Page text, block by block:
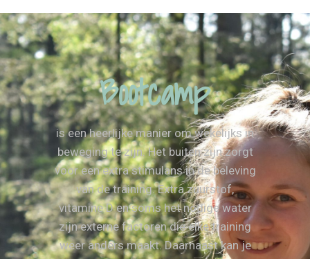
Bootcamp
is een heerlijke manier om wekelijks in
beweging te zijn. Het buiten zijn zorgt
voor een extra stimulans in de beleving
van de training. Extra zuurstof,
vitamine D en soms het nodige water
zijn externe factoren die elke training
weer anders maakt. Daarnaast kan je